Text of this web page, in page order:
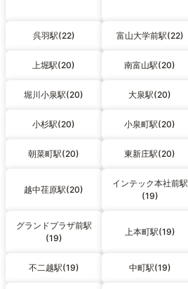
呉羽駅(22) 富山大学前駅(22)
上堀駅(20) 南富山駅(20)
堀川小泉駅(20) 大泉駅(20)
小杉駅(20) 小泉町駅(20)
朝菜町駅(20) 東新庄駅(20)
越中荏原駅(20)
インテック本社前駅
(19)
グランドプラザ前駅
(19)
上本町駅(19)
不二越駅(19) 中町駅(19)